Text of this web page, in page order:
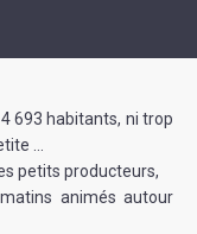
693 habitants, ni trop
…
petits producteurs,
animés autour